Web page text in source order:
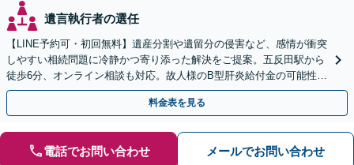
遺言執行者の選任
【LINE予約可・初回無料】遺産分割や遺留分の侵害など、感情が衝突
しやすい相続問題に冷静かつ寄り添った解決をご提案。五反田駅から
徒歩6分、オンライン相談も対応。故人様のB型肝炎給付金の可能性に
も目を配り、ご遺族の利益を全力で支援します。
料金表を見る
電話でお問い合わせ メールでお問い合わせ